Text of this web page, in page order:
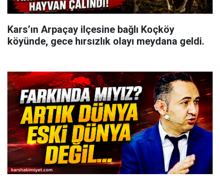
Kars’ın Arpaçay ilçesine bağlı Koçköy
köyünde, gece hırsızlık olayı meydana geldi.